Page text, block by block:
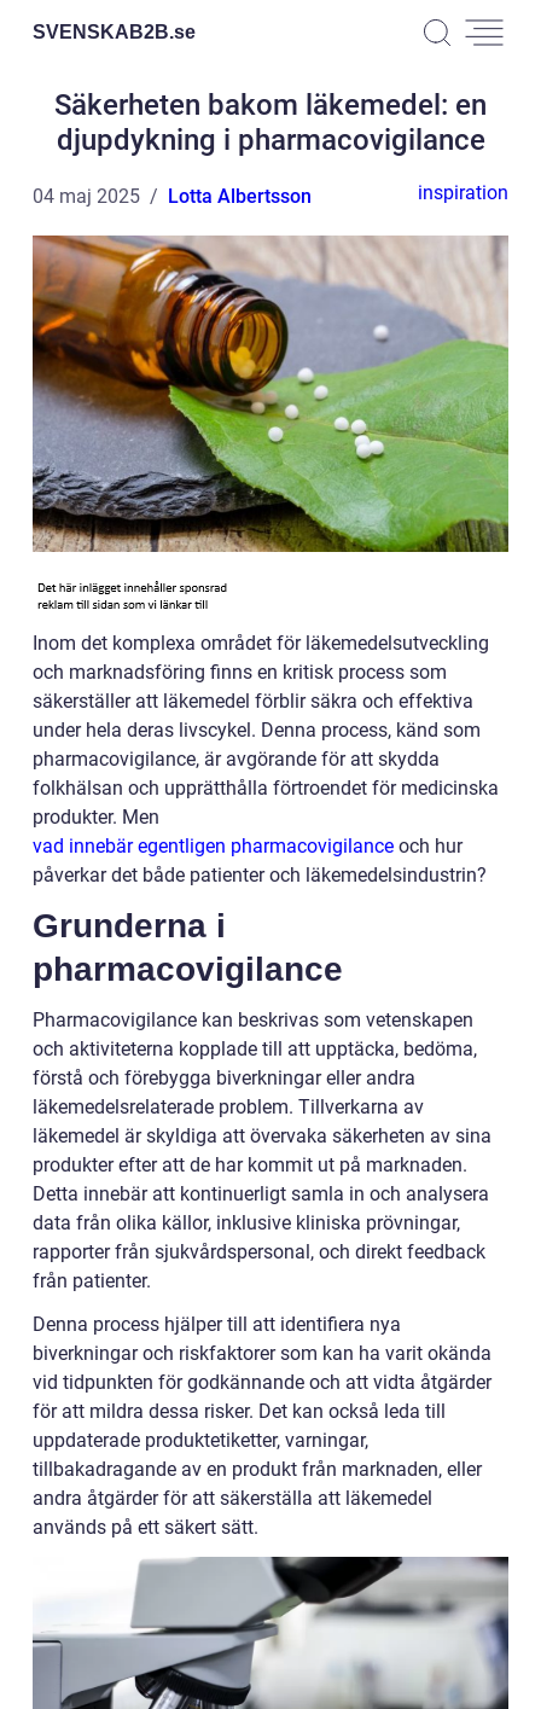
SVENSKAB2B.se
Säkerheten bakom läkemedel: en
djupdykning i pharmacovigilance
04 maj 2025 Lotta Albertsson inspiration
Inom det komplexa området för läkemedelsutveckling
och marknadsföring finns en kritisk process som
säkerställer att läkemedel förblir säkra och effektiva
under hela deras livscykel. Denna process, känd som
pharmacovigilance, är avgörande för att skydda
folkhälsan och upprätthålla förtroendet för medicinska
produkter. Men
vad innebär egentligen pharmacovigilance och hur
påverkar det både patienter och läkemedelsindustrin?
Grunderna i
pharmacovigilance
Pharmacovigilance kan beskrivas som vetenskapen
och aktiviteterna kopplade till att upptäcka, bedöma,
förstå och förebygga biverkningar eller andra
läkemedelsrelaterade problem. Tillverkarna av
läkemedel är skyldiga att övervaka säkerheten av sina
produkter efter att de har kommit ut på marknaden.
Detta innebär att kontinuerligt samla in och analysera
data från olika källor, inklusive kliniska prövningar,
rapporter från sjukvårdspersonal, och direkt feedback
från patienter.
Denna process hjälper till att identifiera nya
biverkningar och riskfaktorer som kan ha varit okända
vid tidpunkten för godkännande och att vidta åtgärder
för att mildra dessa risker. Det kan också leda till
uppdaterade produktetiketter, varningar,
tillbakadragande av en produkt från marknaden, eller
andra åtgärder för att säkerställa att läkemedel
används på ett säkert sätt.